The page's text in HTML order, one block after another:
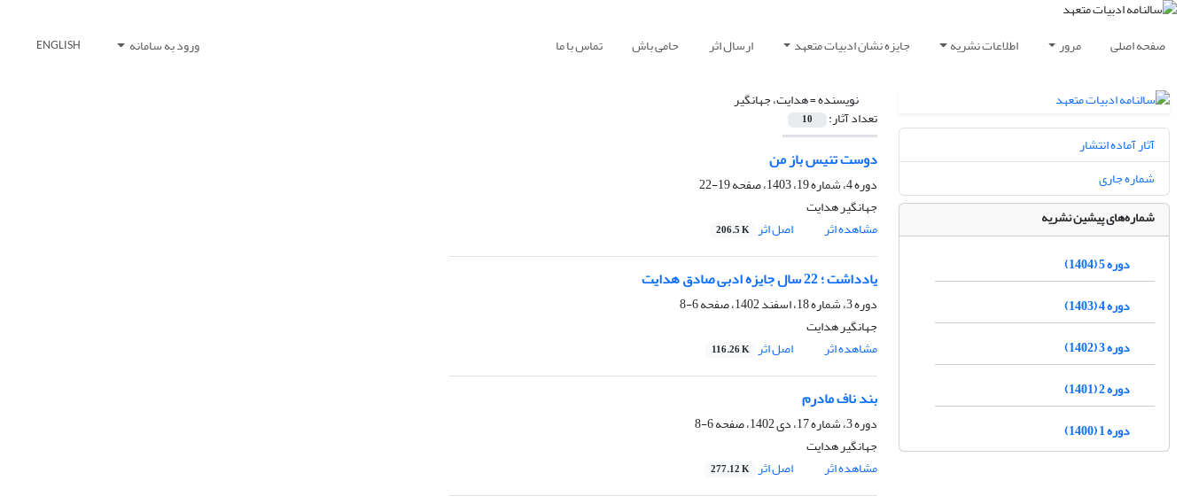
صفحه اصلی مرور اطلاعات نشریه جایزه نشان ادبیات متعهد ارسال اثر حامی باش تماس با ما ورود به سامانه ENGLISH
نویسنده =هدایت، جهانگیر
تعداد آثار: 10
دوست تنیس باز من
دوره 4، شماره 19، 1403، صفحه
19-22
جهانگیر هدایت
مشاهده اثر
اصل اثر 206.5 K
یادداشت ؛ 22 سال جایزه ادبی صادق هدایت
دوره 3، شماره 18، اسفند 1402، صفحه
6-8
جهانگیر هدایت
مشاهده اثر
اصل اثر 116.26 K
بند ناف مادرم
دوره 3، شماره 17، دی 1402، صفحه
6-8
جهانگیر هدایت
مشاهده اثر
اصل اثر 277.12 K
آثار آماده انتشار
شماره جاری
شماره‌های پیشین نشریه
دوره 5 (1404)
دوره 4 (1403)
دوره 3 (1402)
دوره 2 (1401)
دوره 1 (1400)